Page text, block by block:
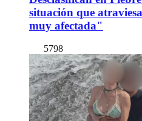
situación que
muy afectada"
5798